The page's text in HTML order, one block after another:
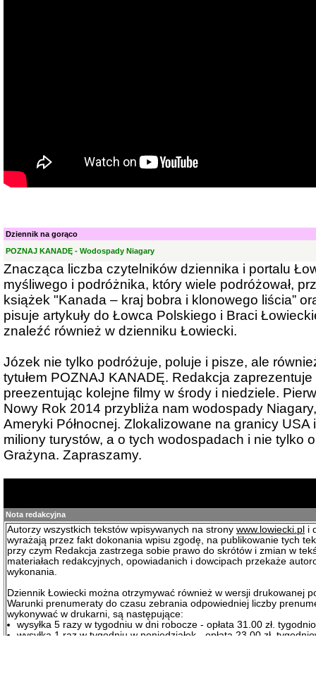
Nota redakcyjna
Autorzy wszystkich tekstów wpisywanych na strony www.lowiecki.pl i
wyrażają przez fakt dokonania wpisu zgodę, na publikowanie tych
przy czym Redakcja zastrzega sobie prawo do skrótów i zmian w
materiałach redakcyjnych, opowiadanich i dowcipach przekaże
wykonania.
Dziennik Łowiecki można otrzymywać również w wersji drukowanej
Warunki prenumeraty do czasu zebrania odpowiedniej liczby
wykonywać w drukarni, są następujące:
wysyłka 5 razy w tygodniu w dni robocze - opłata 31.00 zł.
wysyłka 1 raz w tygodniu w poniedziałek - opłata 23.00 zł.
Dziennik na gorąco
POZNAJ KANADĘ - Wodospady Niagary
Znacząca liczba czytelników dziennika i portalu
myśliwego i podróżnika, który wiele podróżował,
książek "Kanada – kraj bobra i klonowego liścia”
pisuje artykuły do Łowca Polskiego i Braci
znaleźć również w dzienniku Łowiecki.
Józek nie tylko podróżuje, poluje i pisze, ale
tytułem POZNAJ KANADĘ. Redakcja
preezentując kolejne filmy w środy i niedziele.
Nowy Rok 2014 przybliża nam wodospady
Ameryki Północnej. Zlokalizowane na granicy
miliony turystów, a o tych wodospadach i nie tylko
Grażyna. Zapraszamy.